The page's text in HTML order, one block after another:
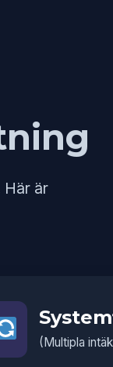
Här är
(Multipla